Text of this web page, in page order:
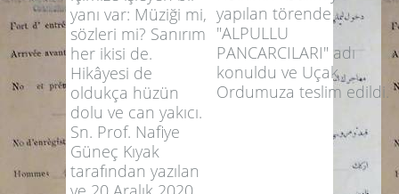
yanı var: Müziği mi,
sözleri mi? Sanırım
her ikisi de.
Hikâyesi de
oldukça hüzün
dolu ve can yakıcı.
Sn. Prof. Nafiye
Güneç Kıyak
tarafından yazılan
yapılan törende
"ALPULLU
PANCARCILARI" adı
konuldu ve Uçak
Ordumuza teslim edildi.